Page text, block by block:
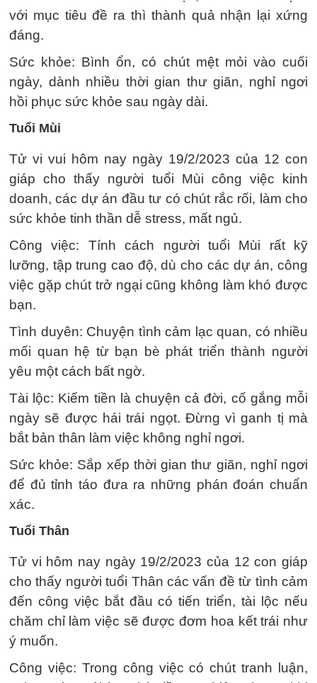
với mục tiêu đề ra thì thành quả nhận lại xứng
đáng.
Sức khỏe: Bình ổn, có chút mệt mỏi vào cuối
ngày, dành nhiều thời gian thư giãn, nghỉ ngơi
hồi phục sức khỏe sau ngày dài.
Tuổi Mùi
Tử vi vui hôm nay ngày 19/2/2023 của 12 con
giáp cho thấy người tuổi Mùi công việc kinh
doanh, các dự án đầu tư có chút rắc rối, làm cho
sức khỏe tinh thần dễ stress, mất ngủ.
Công việc: Tính cách người tuổi Mùi rất kỹ
lưỡng, tập trung cao độ, dù cho các dự án, công
việc gặp chút trở ngại cũng không làm khó được
bạn.
Tình duyên: Chuyện tình cảm lạc quan, có nhiều
mối quan hệ từ bạn bè phát triển thành người
yêu một cách bất ngờ.
Tài lộc: Kiếm tiền là chuyện cả đời, cố gắng mỗi
ngày sẽ được hái trái ngọt. Đừng vì ganh tị mà
bắt bản thân làm việc không nghỉ ngơi.
Sức khỏe: Sắp xếp thời gian thư giãn, nghỉ ngơi
để đủ tỉnh táo đưa ra những phán đoán chuẩn
xác.
Tuổi Thân
Tử vi hôm nay ngày 19/2/2023 của 12 con giáp
cho thấy người tuổi Thân các vấn đề từ tình cảm
đến công việc bắt đầu có tiến triển, tài lộc nếu
chăm chỉ làm việc sẽ được đơm hoa kết trái như
ý muốn.
Công việc: Trong công việc có chút tranh luận,